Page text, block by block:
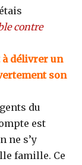
contre
à délivrer un
son
du
est
ne s’y
famille. Ce